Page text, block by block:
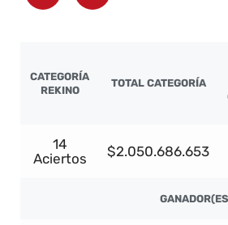
CATEGORÍA
REKINO
TOTAL CATEGORÍA
14
Aciertos
$2.050.686.653